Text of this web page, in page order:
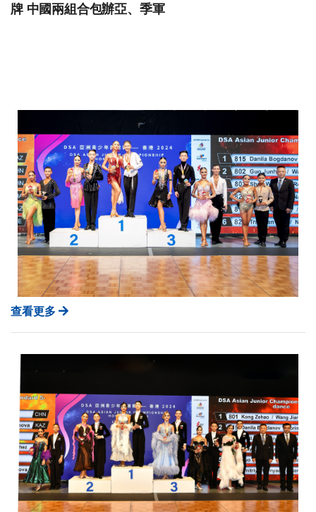
牌 中國兩組合包辦亞、季軍
查看更多